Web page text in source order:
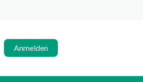
Anmelden